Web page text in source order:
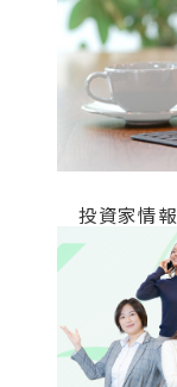
投資家情報